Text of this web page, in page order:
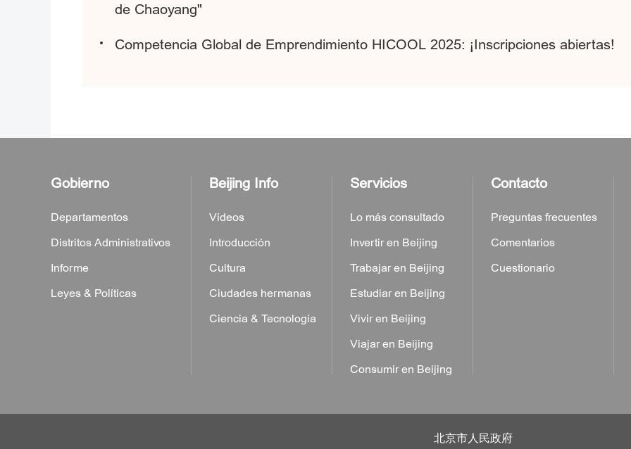
de Chaoyang"
Competencia Global de Emprendimiento HICOOL 2025: ¡Inscripciones abiertas!
Gobierno
Departamentos
Distritos Administrativos
Informe
Leyes & Políticas
Beijing Info
Vídeos
Introducción
Cultura
Ciudades hermanas
Ciencia & Tecnología
Servicios
Lo más consultado
Invertir en Beijing
Trabajar en Beijing
Estudiar en Beijing
Vivir en Beijing
Viajar en Beijing
Consumir en Beijing
Contacto
Preguntas frecuentes
Comentarios
Cuestionario
北京市人民政府